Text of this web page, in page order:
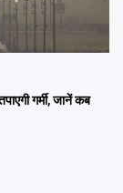
गर्मी, जानें कब